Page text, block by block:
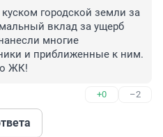
городской земли за
вклад за ущерб
многие
и приближенные к ним.
ЖК!
+0 –2